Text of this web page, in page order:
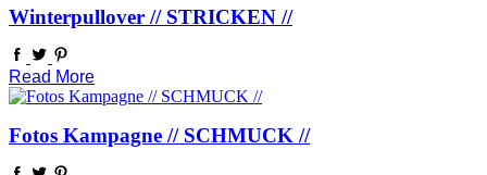
Winterpullover // STRICKEN //
Read More
Fotos Kampagne // SCHMUCK //